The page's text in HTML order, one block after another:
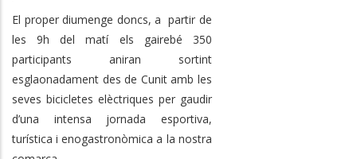
El proper diumenge doncs, a partir de
les 9h del matí els gairebé 350
participants aniran sortint
esglaonadament des de Cunit amb les
seves bicicletes elèctriques per gaudir
d’una intensa jornada esportiva,
turística i enogastronòmica a la nostra